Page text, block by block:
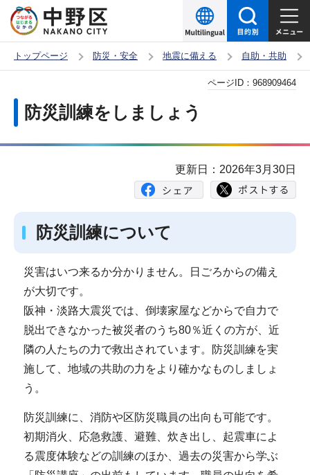
の
ー
頭
トップページ 防災・安全 地震に備える 自助・共助
防災訓練をしましょう
ページID： 968909464
更新日：2026年3月30日
防災訓練について
災害はいつ来るか分かりません。日ごろからの備え
が大切です。
阪神・淡路大震災では、倒壊家屋などからで自力で
脱出できなかった被災者のうち80％近くの方が、近
隣の人たちの力で救出されています。防災訓練を実
施して、地域の共助の力をより確かなものしましょ
う。
防災訓練に、消防や区防災職員の出向も可能です。
初期消火、応急救護、避難、炊き出し、起震車によ
る震度体験などの訓練のほか、過去の災害から学ぶ